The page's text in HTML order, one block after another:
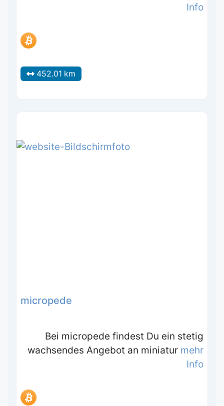
Info
452.01 km
micropede
Bei micropede findest Du ein stetig
wachsendes Angebot an miniatur mehr
Info